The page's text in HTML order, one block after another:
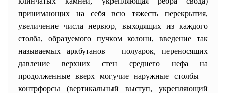
принимающих на себя всю тяжесть перекрытия,
увеличение числа нервюр, выходящих из каждого
столба, образуемого пучком колонн, введение так
называемых аркбутанов – полуарок, переносящих
давление верхних стен среднего нефа на
продолженные вверх могучие наружные столбы –
контрфорсы (вертикальный выступ, укрепляющий